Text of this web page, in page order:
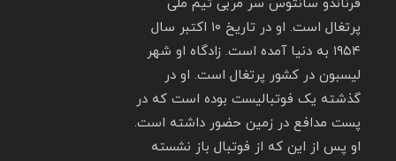
فرناندو سانتوس سر مربی تیم ملی
پرتغال است. او در تاریخ ۱۰ اکتبر سال
۱۹۵۴ به دنیا آمده است. زادگاه او شهر
لیسبون در کشور پرتغال است. او در
گذشته یک فوتبالیست بوده است که در
پست مدافع در زمین حضور داشته است.
او پس از این که از فوتبال باز نشسته